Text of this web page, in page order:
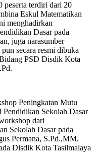
peserta terdiri dari 20
Eskul Matematikan
menghadirkan
Dasar pada
juga narasumber
secara resmi dibuka
PSD Disdik Kota
Peningkatan Mutu
Pendidikan Sekolah Dasar
dari
Sekolah Dasar pada
Permana, S.Pd.,MM,
Disdik Kota Tasilmalaya